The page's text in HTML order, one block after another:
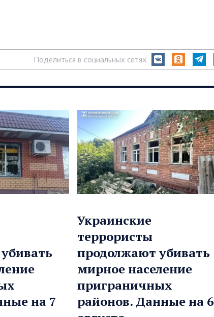
Поделиться в социальных сетях
на 7
Украинские
террористы
продолжают убивать
мирное население
приграничных
районов. Данные на 6